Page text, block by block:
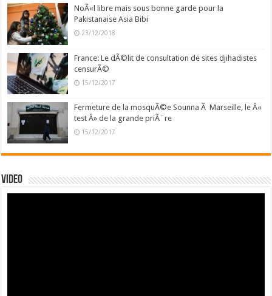
NoÃ«l libre mais sous bonne garde pour la
Pakistanaise Asia Bibi
23/12/2018
France: Le dÃ©lit de consultation de sites djihadistes
censurÃ©
15/12/2017
Fermeture de la mosquÃ©e Sounna Ã Marseille, le Â«
test Â» de la grande priÃ¨re
15/12/2017
Video